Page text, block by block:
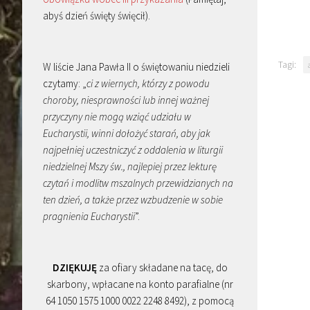
Tagi:
abyś dzień święty święcił).
W liście Jana Pawła II o świętowaniu niedzieli
czytamy: „ci z wiernych, którzy z powodu
choroby, niesprawności lub innej ważnej
przyczyny nie mogą wziąć udziału w
Eucharystii, winni dołożyć starań, aby jak
najpełniej uczestniczyć z oddalenia w liturgii
niedzielnej Mszy św., najlepiej przez lekturę
czytań i modlitw mszalnych przewidzianych na
ten dzień, a także przez wzbudzenie w sobie
pragnienia Eucharystii”.
DZIĘKUJĘza ofiary składane na tacę, do
skarbony, wpłacane na konto parafialne (nr
64 1050 1575 1000 0022 2248 8492), z pomocą